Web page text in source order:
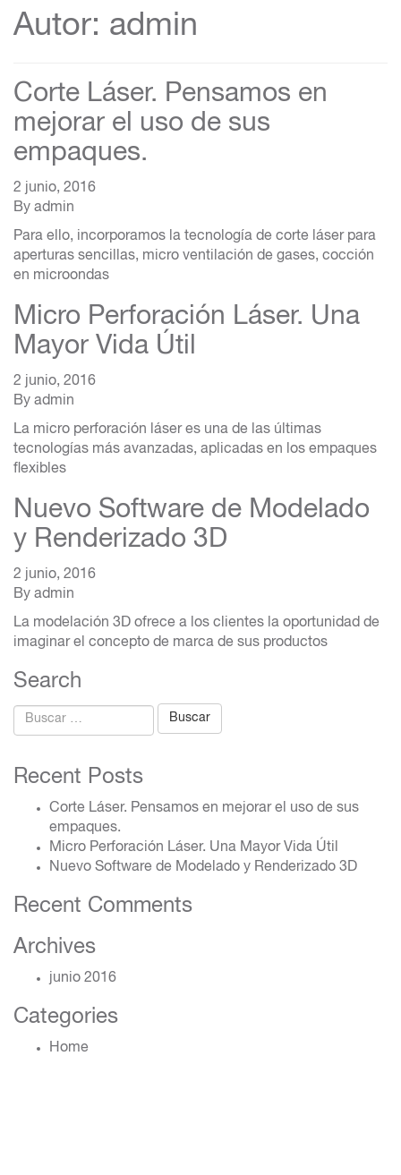
Autor: admin
Corte Láser. Pensamos en
mejorar el uso de sus
empaques.
2 junio, 2016
By admin
Para ello, incorporamos la tecnología de corte láser para
aperturas sencillas, micro ventilación de gases, cocción
en microondas
Micro Perforación Láser. Una
Mayor Vida Útil
2 junio, 2016
By admin
La micro perforación láser es una de las últimas
tecnologías más avanzadas, aplicadas en los empaques
flexibles
Nuevo Software de Modelado
y Renderizado 3D
2 junio, 2016
By admin
La modelación 3D ofrece a los clientes la oportunidad de
imaginar el concepto de marca de sus productos
Search
Buscar:
Recent Posts
Corte Láser. Pensamos en mejorar el uso de sus
empaques.
Micro Perforación Láser. Una Mayor Vida Útil
Nuevo Software de Modelado y Renderizado 3D
Recent Comments
Archives
junio 2016
Categories
Home